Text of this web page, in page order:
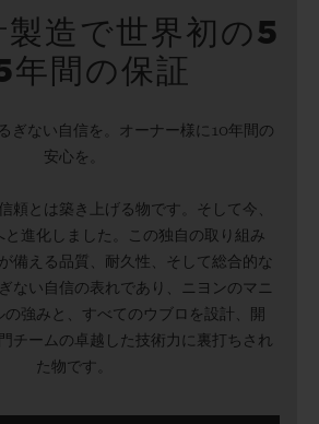
製造で世界初の5
年間の保証
ぎない自信を。オーナー様に10年間の
安心を。
頼とは築き上げる物です。そして今、
と進化しました。この独自の取り組み
備える品質、耐久性、そして総合的な
ない自信の表れであり、ニヨンのマニ
の強みと、すべてのウブロを設計、開
チームの卓越した技術力に裏打ちされ
た物です。